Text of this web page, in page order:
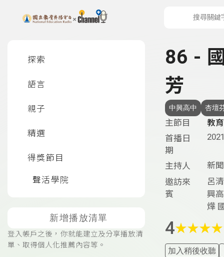
上方功能區塊
探索
語言
親子
精選
得獎節目
聲活學院
新增播放清單
登入帳戶之後，你就能建立及分享播放清
單、取得個人化推薦內容等。
86 -
芳
中興高中 杏壇
主節目
教
首播日
期
主持人
新
邀訪來
賓
呂
興
燁
4★★★★
加入稍後收聽